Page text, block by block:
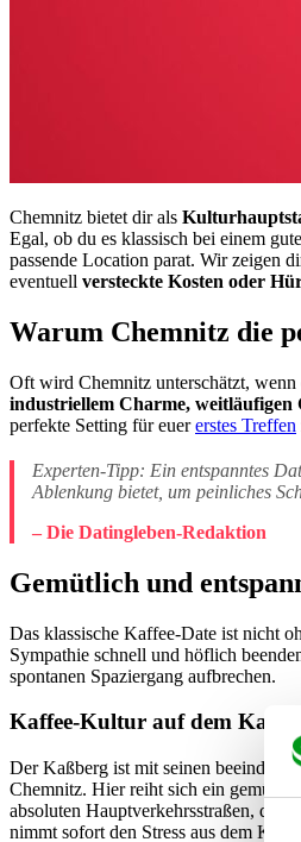
Chemnitz bietet dir als
Egal, ob du es klassisch bei einem
passende Location parat. Wir zeigen
eventuell versteckte Kosten oder
Warum Chemnitz die
Oft wird Chemnitz unterschätzt, wenn
industriellem Charme, weitläufigen
perfekte Setting für euererstes Treffen
Experten-Tipp: Ein entspanntes
Ablenkung bietet, um peinliches
– Die Datingleben-Redaktion
Gemütlich und
Das klassische Kaffee-Date ist nicht
Sympathie schnell und höflich
spontanen Spaziergang aufbrechen.
Kaffee-Kultur auf dem
Der Kaßberg ist mit seinen
Chemnitz. Hier reiht sich ein
absoluten Hauptverkehrsstraßen,
nimmt sofort den Stress aus dem